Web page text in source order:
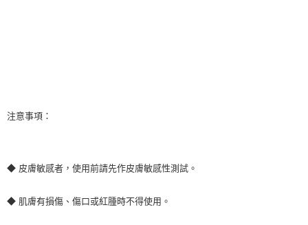
注意事項：
◆ 皮膚敏感者，使用前請先作皮膚敏感性測試。
◆ 肌膚有損傷、傷口或紅腫時不得使用。